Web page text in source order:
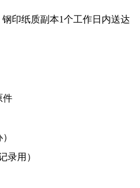
印纸质副本1个工作日内送达
件
录用）